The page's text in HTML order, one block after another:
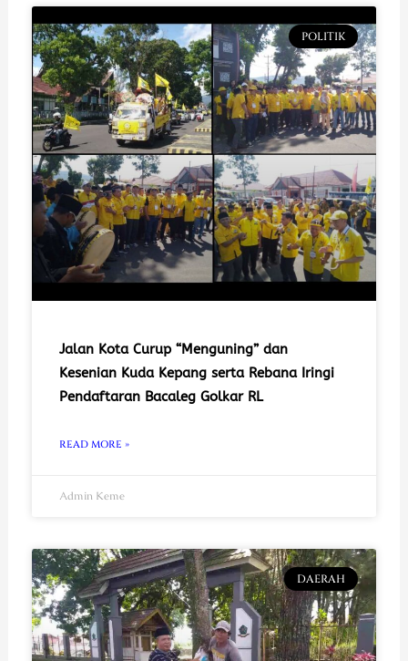
POLITIK
Jalan Kota Curup “Menguning” dan
Kesenian Kuda Kepang serta Rebana Iringi
Pendaftaran Bacaleg Golkar RL
READ MORE »
Admin Keme
DAERAH